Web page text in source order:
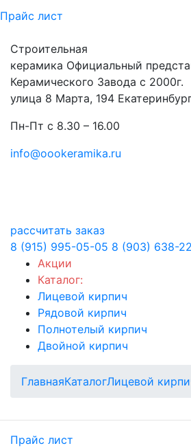
Прайс лист
Строительная
керамика Официальный
Керамического Завода с 2000г.
улица 8 Марта, 194
Пн-Пт с 8.30 – 16.00
info@oookeramika.ru
рассчитать заказ
8 (915) 995-05-05 8 (903) 638-
Акции
Каталог:
Лицевой кирпич
Рядовой кирпич
Полнотелый кирпич
Двойной кирпич
ГлавнаяКаталогЛицевой
Прайс лист